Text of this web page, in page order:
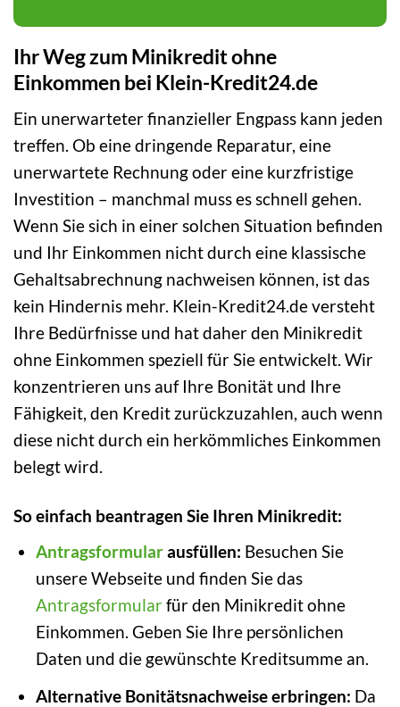
Ihr Weg zum Minikredit ohne
Einkommen bei Klein-Kredit24.de
Ein unerwarteter finanzieller Engpass kann jeden
treffen. Ob eine dringende Reparatur, eine
unerwartete Rechnung oder eine kurzfristige
Investition – manchmal muss es schnell gehen.
Wenn Sie sich in einer solchen Situation befinden
und Ihr Einkommen nicht durch eine klassische
Gehaltsabrechnung nachweisen können, ist das
kein Hindernis mehr. Klein-Kredit24.de versteht
Ihre Bedürfnisse und hat daher den Minikredit
ohne Einkommen speziell für Sie entwickelt. Wir
konzentrieren uns auf Ihre Bonität und Ihre
Fähigkeit, den Kredit zurückzuzahlen, auch wenn
diese nicht durch ein herkömmliches Einkommen
belegt wird.
So einfach beantragen Sie Ihren Minikredit:
Antragsformularausfüllen: Besuchen Sie
unsere Webseite und finden Sie das
Antragsformularfür den Minikredit ohne
Einkommen. Geben Sie Ihre persönlichen
Daten und die gewünschte Kreditsumme an.
Alternative Bonitätsnachweise erbringen: Da